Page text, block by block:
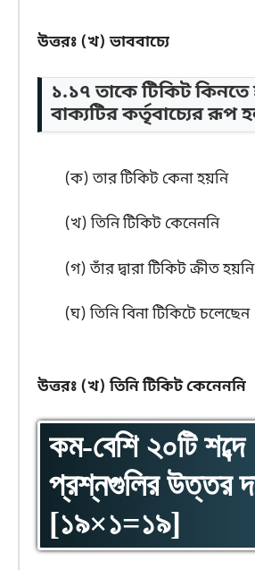
উত্তরঃ (খ) ভাববাচ্যে
১.১৭ তাকে টিকিট কিনতে
বাক্যটির কর্তৃবাচ্যের রূপ
(ক) তার টিকিট কেনা হয়নি
(খ) তিনি টিকিট কেনেননি
(গ) তাঁর দ্বারা টিকিট ক্রীত হয়নি
(ঘ) তিনি বিনা টিকিটে চলেছেন
উত্তরঃ (খ) তিনি টিকিট কেনেননি
কম-বেশি ২০টি শব্দে
প্রশ্নগুলির উত্তর
[১৯×১=১৯]